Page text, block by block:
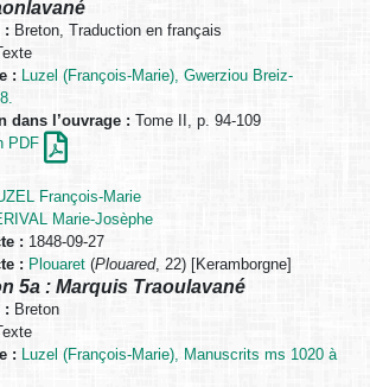
: Breton, Traduction en français
: Luzel (François-Marie), Gwerziou Breiz-
dans l’ouvrage : Tome II, p. 94-109
PDF
François-Marie
Marie-Josèphe
: 1848-09-27
: Plouaret (Plouared, 22) [Keramborgne]
5a : Marquis Traoulavané
: Breton
: Luzel (François-Marie), Manuscrits ms 1020 à